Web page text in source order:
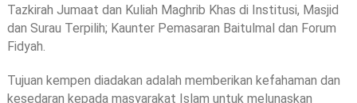
Tazkirah Jumaat dan Kuliah Maghrib Khas di Institusi, Masjid
dan Surau Terpilih; Kaunter Pemasaran Baitulmal dan Forum
Fidyah.
Tujuan kempen diadakan adalah memberikan kefahaman dan
kesedaran kepada masyarakat Islam untuk melunaskan